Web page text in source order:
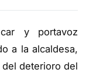
y portavoz
a la alcaldesa,
deterioro del